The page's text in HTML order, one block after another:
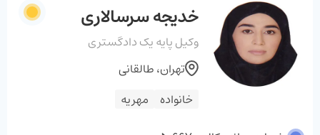
خدیجه سرسالاری
وکیل پایه یک دادگستری
خانواده مهریه
تهران، طالقانی